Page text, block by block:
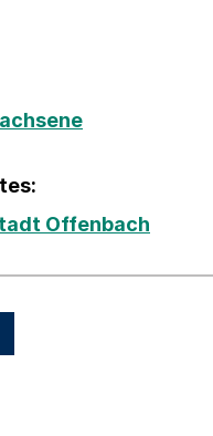
Offenbach